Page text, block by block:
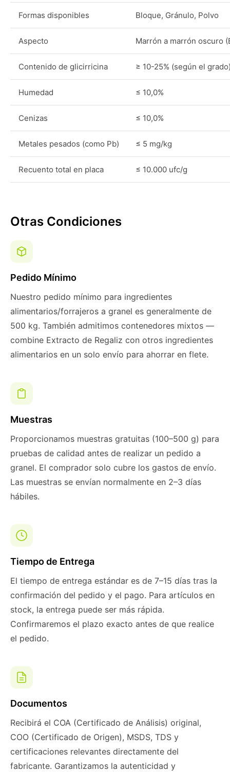
Formas disponibles Bloque, Gránulo, Polvo
Aspecto Marrón a marrón oscuro
Contenido de glicirricina ≥ 10-25% (según el
Humedad ≤ 10,0%
Cenizas ≤ 10,0%
Metales pesados (como Pb) ≤ 5 mg/kg
Recuento total en placa ≤ 10.000 ufc/g
Otras Condiciones
Pedido Mínimo
Nuestro pedido mínimo para ingredientes
alimentarios/forrajeros a granel es generalmente de
500 kg. También admitimos contenedores mixtos —
combine Extracto de Regaliz con otros ingredientes
alimentarios en un solo envío para ahorrar en flete.
Muestras
Proporcionamos muestras gratuitas (100–500 g) para
pruebas de calidad antes de realizar un pedido a
granel. El comprador solo cubre los gastos de envío.
Las muestras se envían normalmente en 2–3 días
hábiles.
Tiempo de Entrega
El tiempo de entrega estándar es de 7–15 días tras la
confirmación del pedido y el pago. Para artículos en
stock, la entrega puede ser más rápida.
Confirmaremos el plazo exacto antes de que realice
el pedido.
Documentos
Recibirá el COA (Certificado de Análisis) original,
COO (Certificado de Origen), MSDS, TDS y
certificaciones relevantes directamente del
fabricante. Garantizamos la autenticidad y